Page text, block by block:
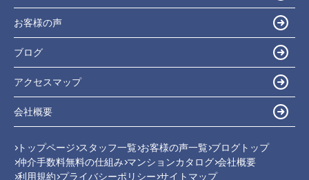
お客様の声
ブログ
アクセスマップ
会社概要
トップページ スタッフ一覧 お客様の声一覧 ブログトップ
仲介手数料無料の仕組み マンションカタログ 会社概要
利用規約 プライバシーポリシー サイトマップ